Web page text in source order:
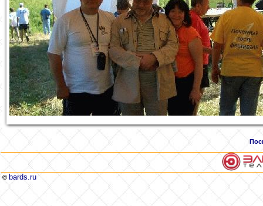
© bards.ru